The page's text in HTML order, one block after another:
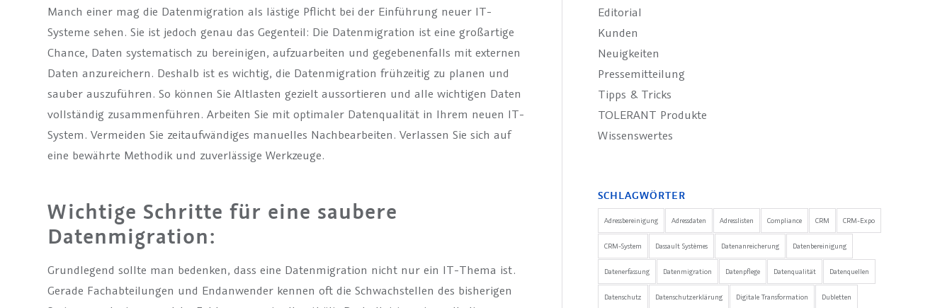
Manch einer mag die Datenmigration als lästige Pflicht bei der Einführung neuer IT-
Systeme sehen. Sie ist jedoch genau das Gegenteil: Die Datenmigration ist eine großartige
Chance, Daten systematisch zu bereinigen, aufzuarbeiten und gegebenenfalls mit externen
Daten anzureichern. Deshalb ist es wichtig, die Datenmigration frühzeitig zu planen und
sauber auszuführen. So können Sie Altlasten gezielt aussortieren und alle wichtigen Daten
vollständig zusammenführen. Arbeiten Sie mit optimaler Datenqualität in Ihrem neuen IT-
System. Vermeiden Sie zeitaufwändiges manuelles Nachbearbeiten. Verlassen Sie sich auf
eine bewährte Methodik und zuverlässige Werkzeuge.
Wichtige Schritte für eine saubere
Datenmigration:
Grundlegend sollte man bedenken, dass eine Datenmigration nicht nur ein IT-Thema ist.
Gerade Fachabteilungen und Endanwender kennen oft die Schwachstellen des bisherigen
Editorial
Kunden
Neuigkeiten
Pressemitteilung
Tipps & Tricks
TOLERANT Produkte
Wissenswertes
SCHLAGWÖRTER
Adressbereinigung Adressdaten Adresslisten Compliance CRM CRM-Expo
CRM-System Dassault Systèmes Datenanreicherung Datenbereinigung
Datenerfassung Datenmigration Datenpflege Datenqualität Datenquellen
Datenschutz Datenschutzerklärung Digitale Transformation Dubletten